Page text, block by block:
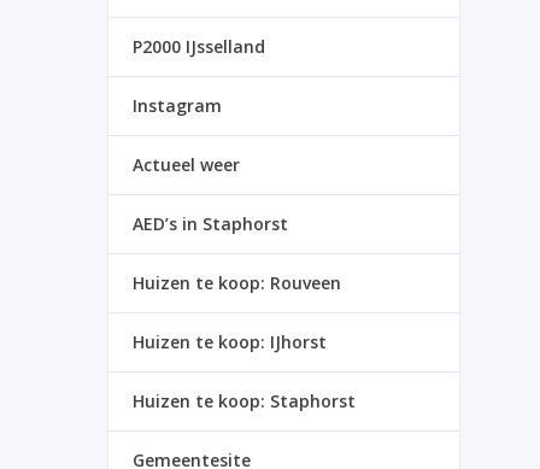
P2000 IJsselland
Instagram
Actueel weer
AED’s in Staphorst
Huizen te koop: Rouveen
Huizen te koop: IJhorst
Huizen te koop: Staphorst
Gemeentesite